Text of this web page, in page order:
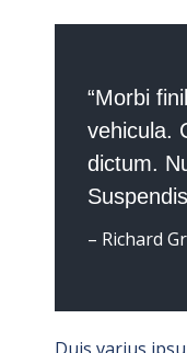
“Morbi
vehicula.
dictum.
– Richard